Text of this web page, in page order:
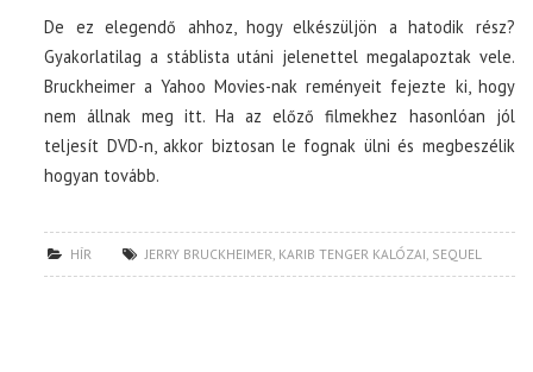
De ez elegendő ahhoz, hogy elkészüljön a hatodik rész?
Gyakorlatilag a stáblista utáni jelenettel megalapoztak vele.
Bruckheimer a Yahoo Movies-nak reményeit fejezte ki, hogy
nem állnak meg itt. Ha az előző filmekhez hasonlóan jól
teljesít DVD-n, akkor biztosan le fognak ülni és megbeszélik
hogyan tovább.
HÍR JERRY BRUCKHEIMER, KARIB TENGER KALÓZAI, SEQUEL